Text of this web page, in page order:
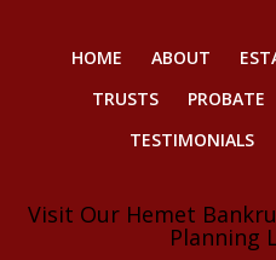
HOME ABOUT
TRUSTS
PROBATE
TESTIMONIALS
Visit Our Hemet
Planning